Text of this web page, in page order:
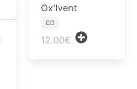
Ox'Ivent
CD
12.00€